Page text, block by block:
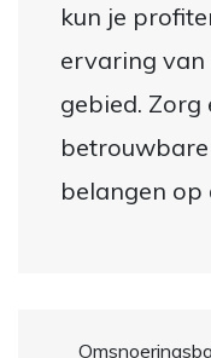
kun je
ervaring
gebied. Zorg
belangen op
Post